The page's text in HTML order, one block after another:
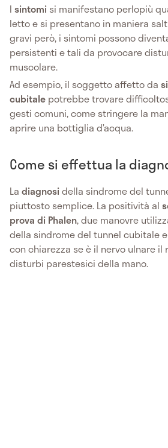
I sintomi si manifestano perlopiù
letto e si presentano in maniera
gravi però, i sintomi possono
persistenti e tali da provocare
muscolare.
Ad esempio, il soggetto affetto da
cubitale potrebbe trovare
gesti comuni, come stringere la
aprire una bottiglia d’acqua.
Come si effettua la
La diagnosidella sindrome del
piuttosto semplice. La positività al
prova di Phalen, due manovre
della sindrome del tunnel cubitale
con chiarezza se è il nervo ulnare il
disturbi parestesici della mano.